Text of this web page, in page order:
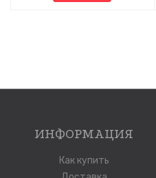
ИНФОРМАЦИЯ
Как купить